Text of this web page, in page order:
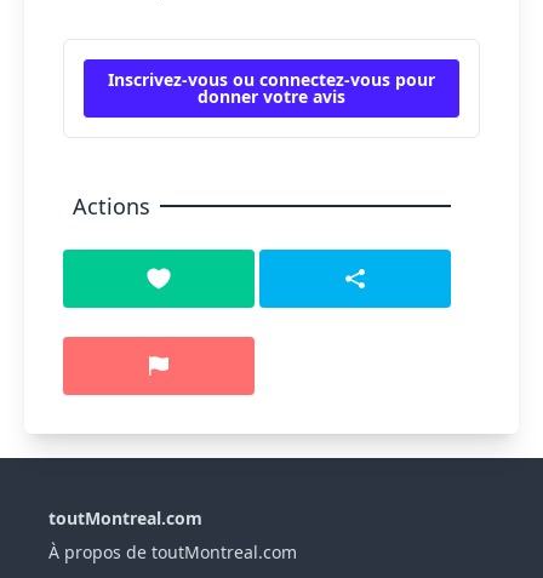
Inscrivez-vous ou connectez-vous pour
donner votre avis
Actions
toutMontreal.com
À propos de toutMontreal.com